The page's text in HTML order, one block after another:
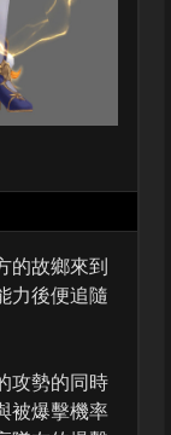
的故鄉來到
力後便追隨
攻勢的同時
被爆擊機率